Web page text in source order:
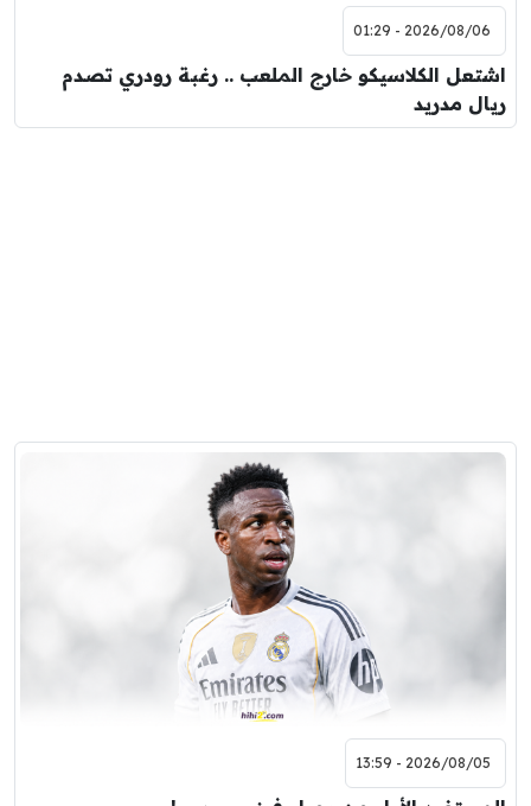
2026/08/06 - 01:29
اشتعل الكلاسيكو خارج الملعب .. رغبة رودري تصدم
ريال مدريد
2026/08/05 - 13:59